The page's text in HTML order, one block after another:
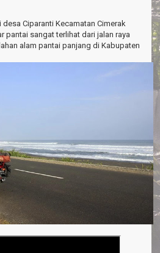
i
g
a
Ciparanti Kecamatan Cimerak
pantai sangat terlihat dari jalan raya
alam pantai panjang di Kabupaten